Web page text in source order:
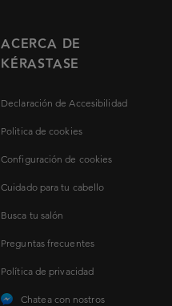
ACERCA DE
KÉRASTASE
Declaración de Accesibilidad
Politica de cookies
Configuración de cookies
Cuidado para tu cabello
Busca tu salón
Preguntas frecuentes
Política de privacidad
Chatea con nostros